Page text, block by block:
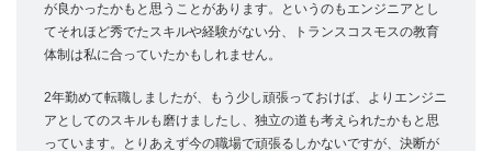
が良かったかもと思うことがあります。というのもエンジニアとし
てそれほど秀でたスキルや経験がない分、トランスコスモスの教育
体制は私に合っていたかもしれません。
2年勤めて転職しましたが、もう少し頑張っておけば、よりエンジニ
アとしてのスキルも磨けましたし、独立の道も考えられたかもと思
っています。とりあえず今の職場で頑張るしかないですが、決断が